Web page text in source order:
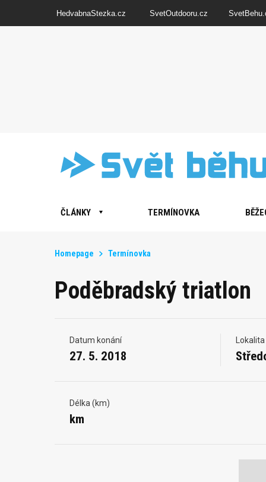
HedvabnaStezka.cz SvetOutdooru.cz
ČLÁNKY TERMÍNOVKA
Homepage Termínovka
Poděbradský triatlon
Datum konání
27. 5. 2018
Lokalita
Délka (km)
km